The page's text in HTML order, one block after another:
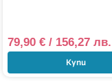
79,90 €/ 156,27 лв.
Купи